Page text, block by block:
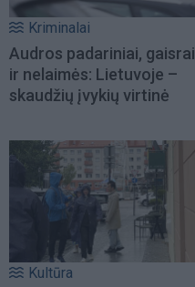
Kriminalai
Audros padariniai, gaisrai
ir nelaimės: Lietuvoje –
skaudžių įvykių virtinė
Kultūra